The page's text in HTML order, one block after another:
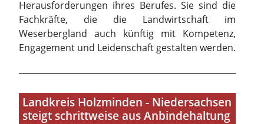
Herausforderungen ihres Berufes. Sie sind die
Fachkräfte, die die Landwirtschaft im
Weserbergland auch künftig mit Kompetenz,
Engagement und Leidenschaft gestalten werden.
Landkreis Holzminden - Niedersachsen
steigt schrittweise aus Anbindehaltung